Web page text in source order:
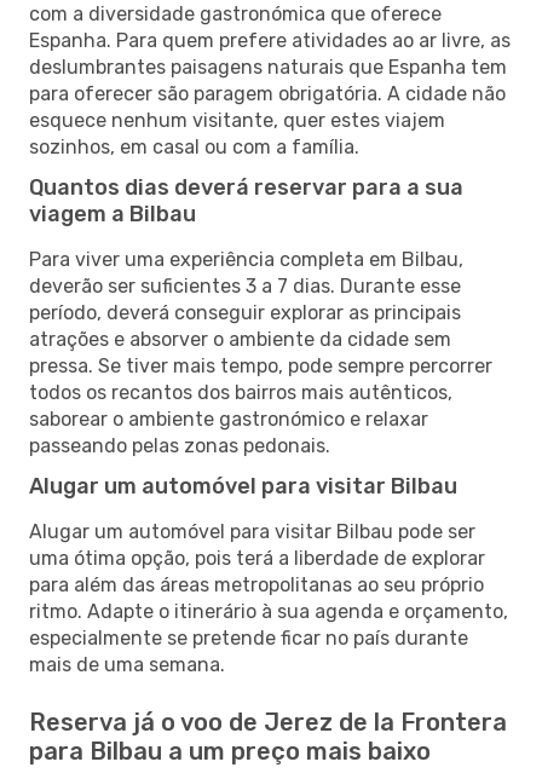
com a diversidade gastronómica que oferece
Espanha. Para quem prefere atividades ao ar livre, as
deslumbrantes paisagens naturais que Espanha tem
para oferecer são paragem obrigatória. A cidade não
esquece nenhum visitante, quer estes viajem
sozinhos, em casal ou com a família.
Quantos dias deverá reservar para a sua
viagem a Bilbau
Para viver uma experiência completa em Bilbau,
deverão ser suficientes 3 a 7 dias. Durante esse
período, deverá conseguir explorar as principais
atrações e absorver o ambiente da cidade sem
pressa. Se tiver mais tempo, pode sempre percorrer
todos os recantos dos bairros mais autênticos,
saborear o ambiente gastronómico e relaxar
passeando pelas zonas pedonais.
Alugar um automóvel para visitar Bilbau
Alugar um automóvel para visitar Bilbau pode ser
uma ótima opção, pois terá a liberdade de explorar
para além das áreas metropolitanas ao seu próprio
ritmo. Adapte o itinerário à sua agenda e orçamento,
especialmente se pretende ficar no país durante
mais de uma semana.
Reserva já o voo de Jerez de la Frontera
para Bilbau a um preço mais baixo